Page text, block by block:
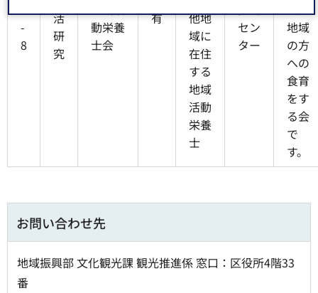
5
-
8
活
研
究
地域活
動栄養
士会
有
他地
域に
在住
する
地域
活動
栄養
士
区民
セン
ター
会や
地域
の方
への
食育
をす
る会
で
す。
お問い合わせ先
地域振興部 文化観光課 観光推進係 窓口：区役所4階33
番